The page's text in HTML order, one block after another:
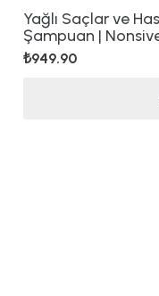
Yağlı Saçlar ve
Şampuan |
₺949.90